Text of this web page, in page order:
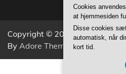
Copyright © 2026Aktivitets
By Adore Themes .
Cookies
at hjemmesiden
Disse cookies
automatisk, når
kort tid.